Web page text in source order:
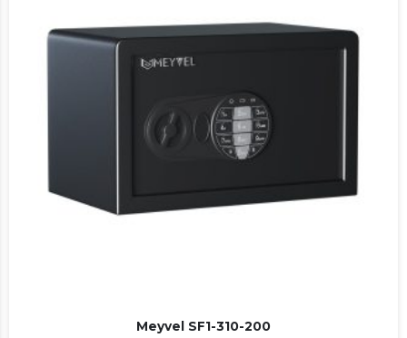
Meyvel SF1-310-200